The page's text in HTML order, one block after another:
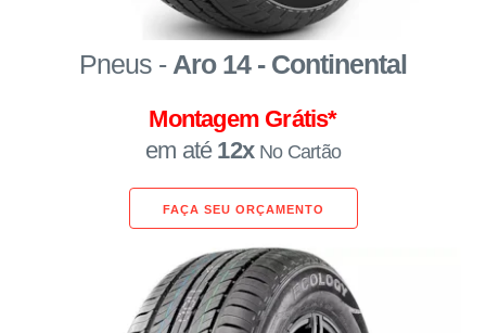
Pneus - Aro 14 - Continental
Montagem Grátis*
em até 12x No Cartão
FAÇA SEU ORÇAMENTO